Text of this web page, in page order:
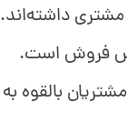
داشته‌اند.
بالقوه به